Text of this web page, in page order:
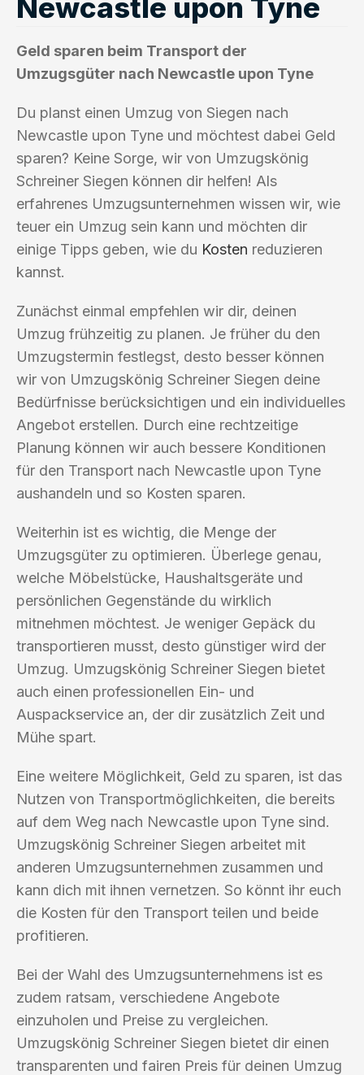
Newcastle upon Tyne
Geld sparen beim Transport der
Umzugsgüter nach Newcastle upon Tyne
Du planst einen Umzug von Siegen nach
Newcastle upon Tyne und möchtest dabei Geld
sparen? Keine Sorge, wir von Umzugskönig
Schreiner Siegen können dir helfen! Als
erfahrenes Umzugsunternehmen wissen wir, wie
teuer ein Umzug sein kann und möchten dir
einige Tipps geben, wie du Kosten reduzieren
kannst.
Zunächst einmal empfehlen wir dir, deinen
Umzug frühzeitig zu planen. Je früher du den
Umzugstermin festlegst, desto besser können
wir von Umzugskönig Schreiner Siegen deine
Bedürfnisse berücksichtigen und ein individuelles
Angebot erstellen. Durch eine rechtzeitige
Planung können wir auch bessere Konditionen
für den Transport nach Newcastle upon Tyne
aushandeln und so Kosten sparen.
Weiterhin ist es wichtig, die Menge der
Umzugsgüter zu optimieren. Überlege genau,
welche Möbelstücke, Haushaltsgeräte und
persönlichen Gegenstände du wirklich
mitnehmen möchtest. Je weniger Gepäck du
transportieren musst, desto günstiger wird der
Umzug. Umzugskönig Schreiner Siegen bietet
auch einen professionellen Ein- und
Auspackservice an, der dir zusätzlich Zeit und
Mühe spart.
Eine weitere Möglichkeit, Geld zu sparen, ist das
Nutzen von Transportmöglichkeiten, die bereits
auf dem Weg nach Newcastle upon Tyne sind.
Umzugskönig Schreiner Siegen arbeitet mit
anderen Umzugsunternehmen zusammen und
kann dich mit ihnen vernetzen. So könnt ihr euch
die Kosten für den Transport teilen und beide
profitieren.
Bei der Wahl des Umzugsunternehmens ist es
zudem ratsam, verschiedene Angebote
einzuholen und Preise zu vergleichen.
Umzugskönig Schreiner Siegen bietet dir einen
transparenten und fairen Preis für deinen Umzug